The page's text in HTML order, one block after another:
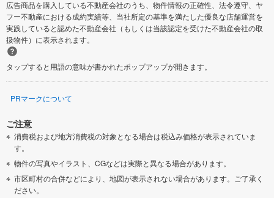
広告商品を購入している不動産会社のうち、物件情報の正確性、法令遵守、ヤ
フー不動産における成約実績等、当社所定の基準を満たした優良な店舗運営を
実践していると認めた不動産会社（もしくは当該認定を受けた不動産会社の取
扱物件）に表示されます。
タップすると用語の意味が書かれたポップアップが開きます。
PRマークについて
ご注意
消費税および地方消費税の対象となる場合は税込み価格が表示されていま
す。
物件の写真やイラスト、CGなどは実際と異なる場合があります。
市区町村の合併などにより、地図が表示されない場合があります。ご了承く
ださい。